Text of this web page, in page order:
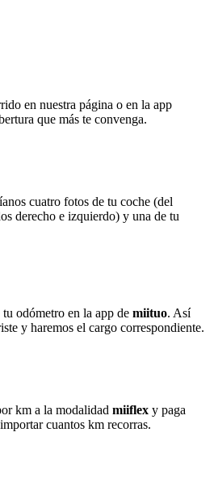
en nuestra página o en la app
que más te convenga.
cuatro fotos de tu coche (del
derecho e izquierdo) y una de tu
odómetro en la app de miituo. Así
y haremos el cargo correspondiente.
km a la modalidad miiflex y paga
cuantos km recorras.